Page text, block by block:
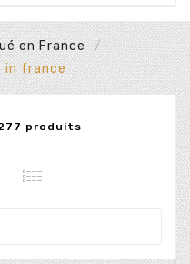
en France
in france
produits